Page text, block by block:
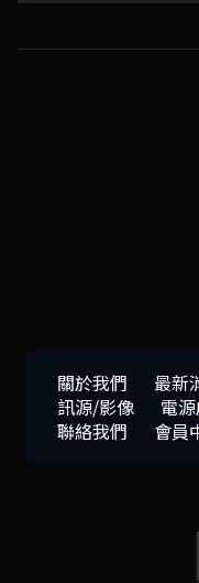
關於我們 最新
訊源/影像
電
聯絡我們
會員